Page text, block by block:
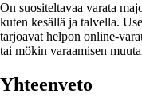
On suositeltavaa varata
kuten kesällä ja talvella.
tarjoavat helpon online-
tai mökin varaamisen
Yhteenveto